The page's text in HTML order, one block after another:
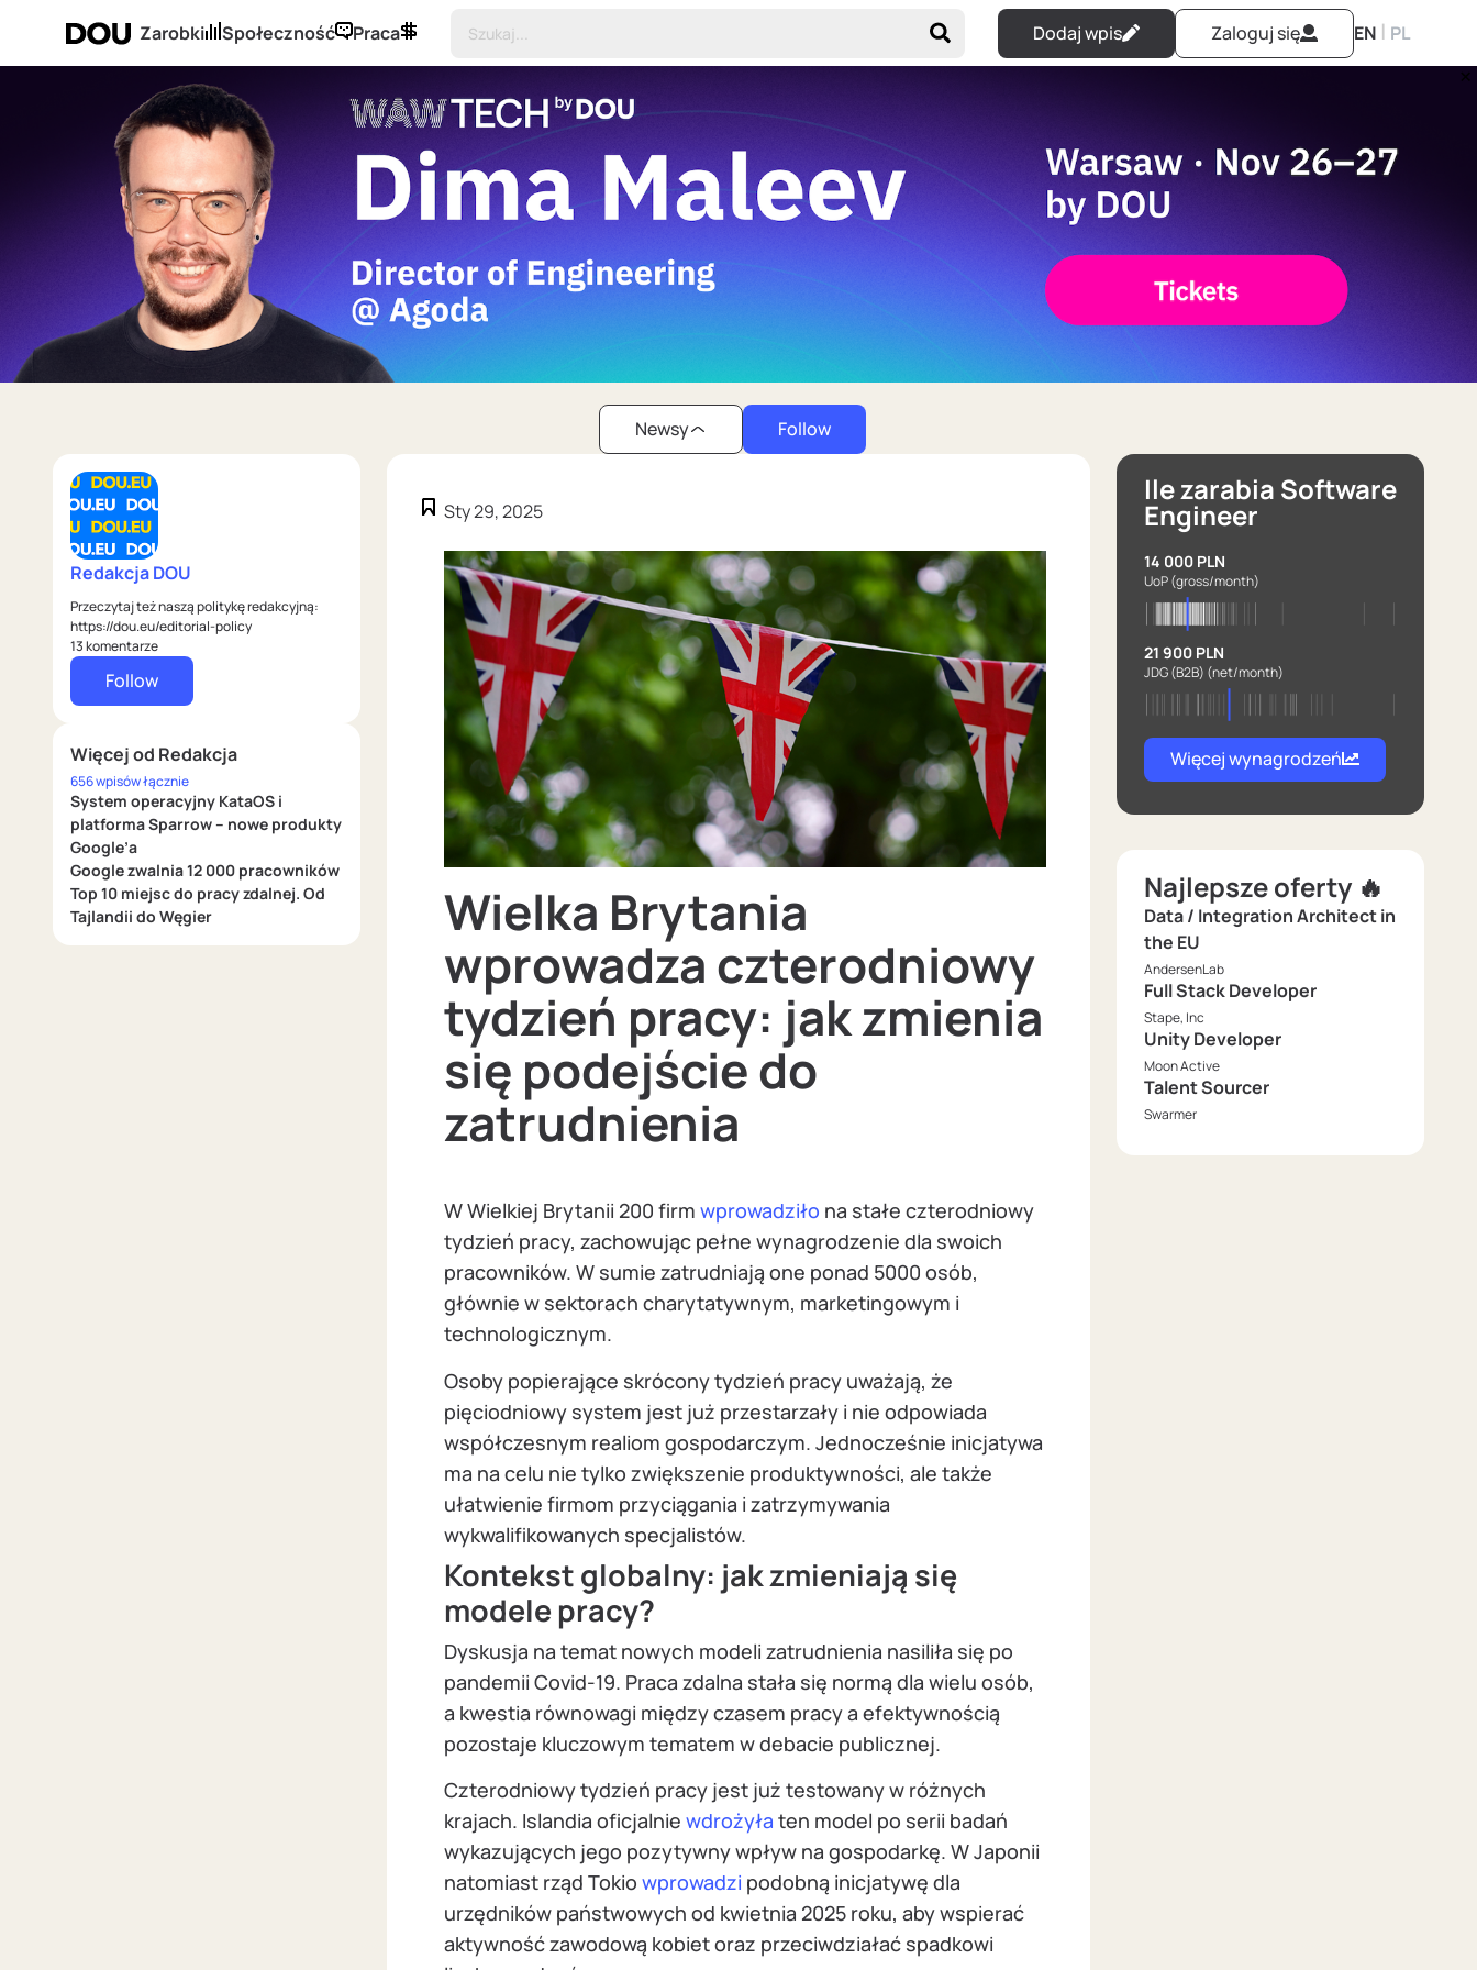
Zarobki Społeczność Praca Dodaj wpis Zaloguj się EN | PL
Newsy Follow
Redakcja DOU
Przeczytaj też naszą politykę redakcyjną:
https://dou.eu/editorial-policy
13 komentarze
Follow
Więcej od Redakcja
656 wpisów łącznie
System operacyjny KataOS i
platforma Sparrow – nowe produkty
Google’a
Google zwalnia 12 000 pracowników
Top 10 miejsc do pracy zdalnej. Od
Tajlandii do Węgier
Sty 29, 2025
Wielka Brytania
wprowadza czterodniowy
tydzień pracy: jak zmienia
się podejście do
zatrudnienia
W Wielkiej Brytanii 200 firm wprowadziło na stałe czterodniowy
tydzień pracy, zachowując pełne wynagrodzenie dla swoich
pracowników. W sumie zatrudniają one ponad 5000 osób,
głównie w sektorach charytatywnym, marketingowym i
technologicznym.
Osoby popierające skrócony tydzień pracy uważają, że
pięciodniowy system jest już przestarzały i nie odpowiada
współczesnym realiom gospodarczym. Jednocześnie inicjatywa
ma na celu nie tylko zwiększenie produktywności, ale także
ułatwienie firmom przyciągania i zatrzymywania
wykwalifikowanych specjalistów.
Kontekst globalny: jak zmieniają się
modele pracy?
Dyskusja na temat nowych modeli zatrudnienia nasiliła się po
pandemii Covid-19. Praca zdalna stała się normą dla wielu osób,
a kwestia równowagi między czasem pracy a efektywnością
pozostaje kluczowym tematem w debacie publicznej.
Czterodniowy tydzień pracy jest już testowany w różnych
krajach. Islandia oficjalnie wdrożyła ten model po serii badań
wykazujących jego pozytywny wpływ na gospodarkę. W Japonii
natomiast rząd Tokio wprowadzi podobną inicjatywę dla
urzędników państwowych od kwietnia 2025 roku, aby wspierać
aktywność zawodową kobiet oraz przeciwdziałać spadkowi
Ile zarabia Software
Engineer
14 000 PLN
UoP(gross/month)
21 900 PLN
JDG (B2B) (net/month)
Więcej wynagrodzeń
Najlepsze oferty 🔥
Data / Integration Architect in
the EU
AndersenLab
Full Stack Developer
Stape, Inc
Unity Developer
Moon Active
Talent Sourcer
Swarmer